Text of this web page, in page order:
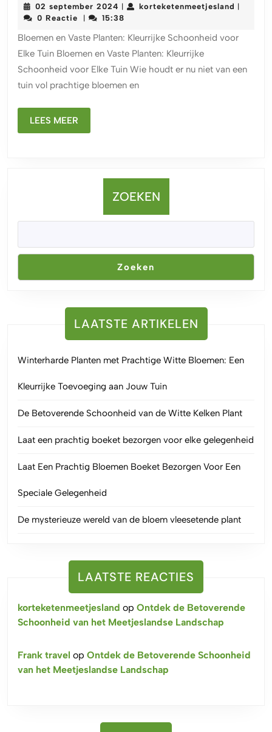
en
Vaste
Planten:
Een
02 september 2024 02
september
| korteketenmeetjesland |
0 Reactie | 15:38
Bloemen en Vaste Planten: Kleurrijke Schoonheid voor
Elke Tuin Bloemen en Vaste Planten: Kleurrijke
Schoonheid voor Elke Tuin Wie houdt er nu niet van een
tuin vol prachtige bloemen en
LEES MEER
MEER
ZOEKEN
Zoeken
LAATSTE ARTIKELEN
Winterharde Planten met Prachtige Witte Bloemen: Een
Kleurrijke Toevoeging aan Jouw Tuin
De Betoverende Schoonheid van de Witte Kelken Plant
Laat een prachtig boeket bezorgen voor elke gelegenheid
Laat Een Prachtig Bloemen Boeket Bezorgen Voor Een
Speciale Gelegenheid
De mysterieuze wereld van de bloem vleesetende plant
LAATSTE REACTIES
korteketenmeetjesland op Ontdek de Betoverende
Schoonheid van het Meetjeslandse Landschap
Frank travel op Ontdek de Betoverende Schoonheid
van het Meetjeslandse Landschap